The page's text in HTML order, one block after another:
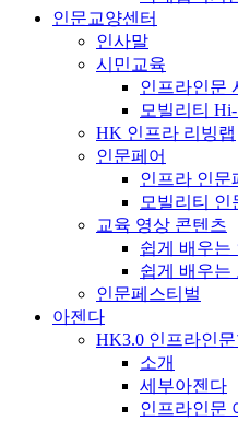
인문교양센터
인사말
시민교육
인프라인문
모빌리티
HK 인프라 리빙랩
인문페어
인프라 인문
모빌리티 인
교육 영상 콘텐츠
쉽게 배우는
쉽게 배우는
인문페스티벌
아젠다
HK3.0 인프라인
소개
세부아젠다
인프라인문